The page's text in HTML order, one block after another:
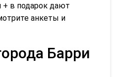
+ в подарок дают
анкеты и
Барри